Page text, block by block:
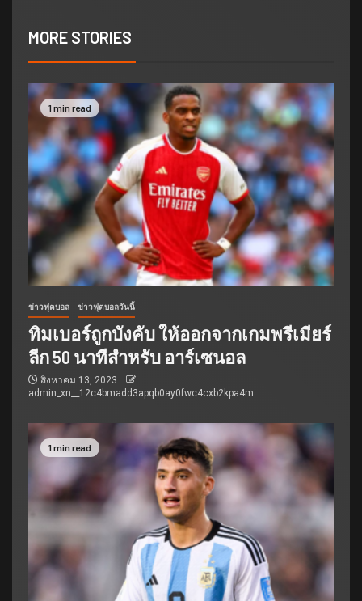
MORE STORIES
1 min read
ข่าวฟุตบอล ข่าวฟุตบอลวันนี้
ทิมเบอร์ถูกบังคับ ให้ออกจากเกมพรีเมียร์
ลีก 50 นาทีสำหรับ อาร์เซนอล
สิงหาคม 13, 2023
admin_xn__12c4bmadd3apqb0ay0fwc4cxb2kpa4m
1 min read